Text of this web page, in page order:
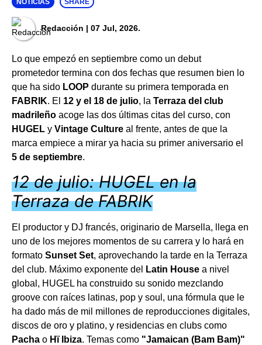
Redacción | 07 Jul, 2026.
Lo que empezó en septiembre como un debut
prometedor termina con dos fechas que resumen bien lo
que ha sido LOOP durante su primera temporada en
FABRIK. El 12 y el 18 de julio, la Terraza del club
madrileño acoge las dos últimas citas del curso, con
HUGEL y Vintage Culture al frente, antes de que la
marca empiece a mirar ya hacia su primer aniversario el
5 de septiembre.
12 de julio: HUGEL en la
Terraza de FABRIK
El productor y DJ francés, originario de Marsella, llega en
uno de los mejores momentos de su carrera y lo hará en
formato Sunset Set, aprovechando la tarde en la Terraza
del club. Máximo exponente del
Latin House a nivel
global, HUGEL ha construido su sonido mezclando
groove con raíces latinas, pop y soul, una fórmula que le
ha dado más de mil millones de reproducciones digitales,
discos de oro y platino, y residencias en clubs como
Pacha o Hï Ibiza. Temas como "Jamaican (Bam Bam)"